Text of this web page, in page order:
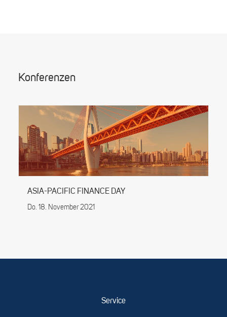
Konferenzen
ASIA-PACIFIC FINANCE DAY
Do. 18. November 2021
Service